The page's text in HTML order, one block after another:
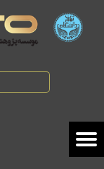
حساب کاربری من
خروج از حساب